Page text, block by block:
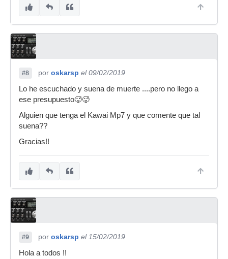
#8 por oskarsp el 09/02/2019
Lo he escuchado y suena de muerte ....pero no llego a
ese presupuesto🥵🥵
Alguien que tenga el Kawai Mp7 y que comente que tal
suena??
Gracias!!
#9 por oskarsp el 15/02/2019
Hola a todos !!